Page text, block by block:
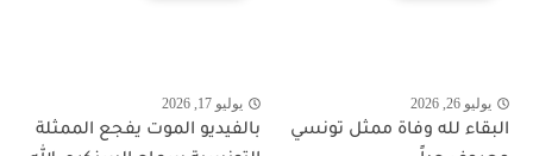
يوليو 26, 2026
البقاء لله وفاة ممثل تونسي
يوليو 17, 2026
بالفيديو الموت يفجع الممثلة